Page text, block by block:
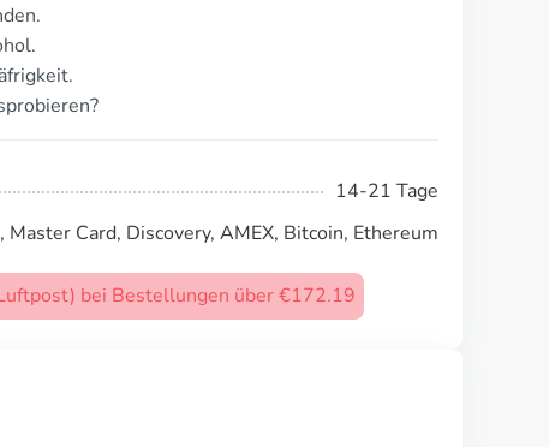
14-21 Tage
Master Card, Discovery, AMEX, Bitcoin, Ethereum
bei Bestellungen über €172.19